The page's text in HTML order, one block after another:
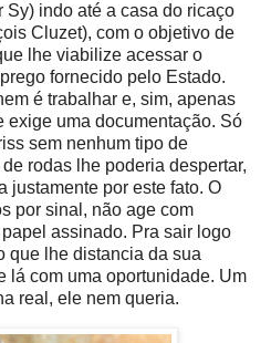
indo até a casa do ricaço
Cluzet), com o objetivo de
lhe viabilize acessar o
fornecido pelo Estado.
é trabalhar e, sim, apenas
exige uma documentação. Só
sem nenhum tipo de
rodas lhe poderia despertar,
justamente por este fato. O
por sinal, não age com
assinado. Pra sair logo
que lhe distancia da sua
lá com uma oportunidade. Um
real, ele nem queria.